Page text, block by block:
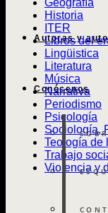
Autoras y
Conócenos
Geografía
Historia
ITER
Libros del
Lingüistica
Literatura
Música
Narrativa
Periodismo
Psicología
Sociología,
Teología de
Trabajo
Violencia y